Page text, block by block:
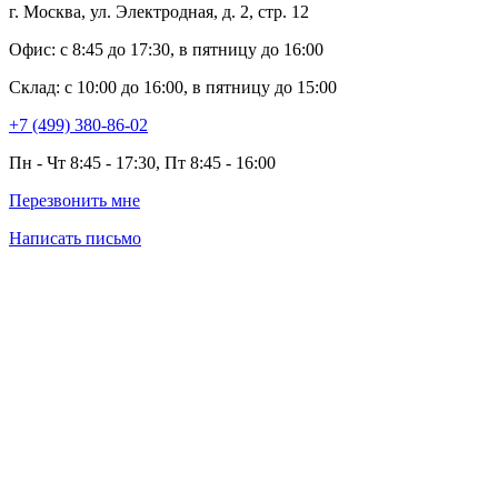
г. Москва, ул. Электродная, д. 2, стр. 12
Офис: с 8:45 до 17:30, в пятницу до 16:00
Склад: с 10:00 до 16:00, в пятницу до 15:00
+7 (499) 380-86-02
Пн - Чт 8:45 - 17:30, Пт 8:45 - 16:00
Перезвонить мне
Написать письмо